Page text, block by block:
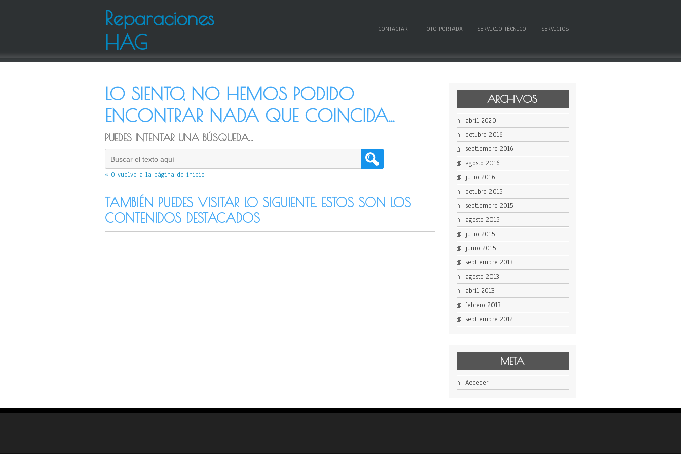
Reparaciones
HAG
CONTACTAR FOTO PORTADA SERVICIO TÉCNICO SERVICIOS
LO SIENTO, NO HEMOS PODIDO
ENCONTRAR NADA QUE COINCIDA...
PUEDES INTENTAR UNA BÚSQUEDA...
« O vuelve a la página de inicio
TAMBIÉN PUEDES VISITAR LO SIGUIENTE. ESTOS SON LOS
CONTENIDOS DESTACADOS
ARCHIVOS
abril 2020
octubre 2016
septiembre 2016
agosto 2016
julio 2016
octubre 2015
septiembre 2015
agosto 2015
julio 2015
junio 2015
septiembre 2013
agosto 2013
abril 2013
febrero 2013
septiembre 2012
META
Acceder